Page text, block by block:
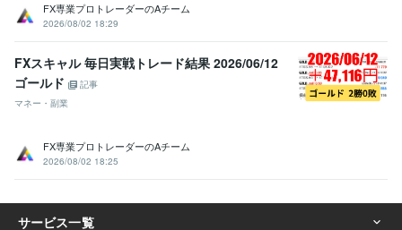
その他ツール
☆人の話を親身に聞き、共感する力:50年
☆明るく前向きな性格で周りに影響を与える:50年
☆人との繋がりを大切にし、関係を築くのが得意:30年
☆サークルやイベントの企画・運営の経験が豊富:20年
☆常に「ワクワク」を大切にし新しい事に挑戦し続ける:50年
☆人生の楽しみ方を知り、実践している:50年
☆夢や目標を持ち続け、それを叶えるために行動できる:30年
☆人の強みや魅力を引き出し、サポートができる:20年
☆副収入の獲得や経済的自由を目指す人を支援:20年
☆悩み相談に乗るのが得意で解決の糸口を一緒に考える:50年
FX専業プロトレーダーのAチーム
2026/08/02 18:29
FXスキャル 毎日実戦トレード結果 2026/06/12
ゴールド
記事
マネー・副業
FX専業プロトレーダーのAチーム
2026/08/02 18:25